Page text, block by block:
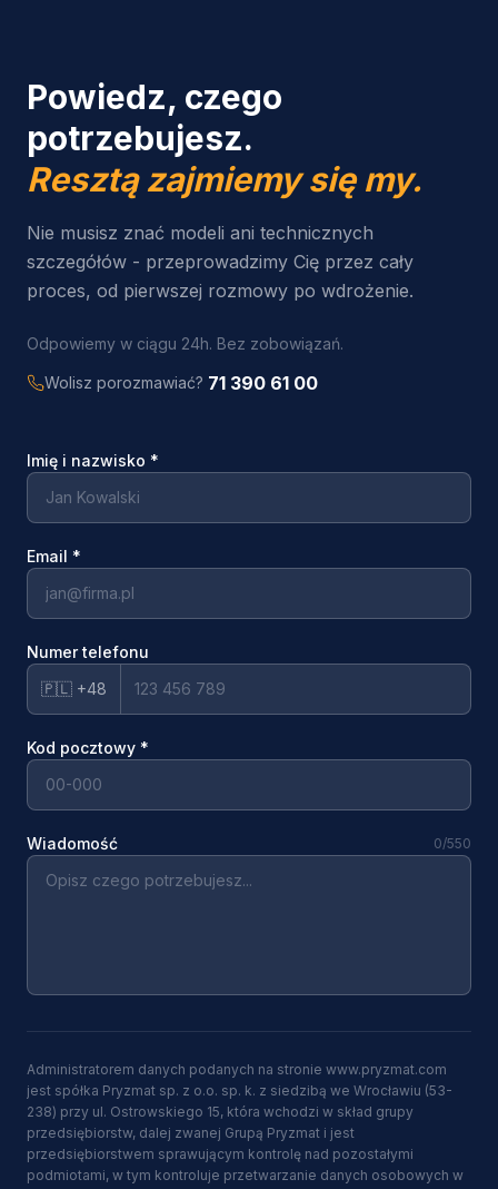
Powiedz, czego
potrzebujesz.
Resztą zajmiemy się my.
Nie musisz znać modeli ani technicznych
szczegółów - przeprowadzimy Cię przez cały
proces, od pierwszej rozmowy po wdrożenie.
Odpowiemy w ciągu 24h. Bez zobowiązań.
Wolisz porozmawiać? 71 390 61 00
Imię i nazwisko *
Email *
Numer telefonu
🇵🇱 +48
Kod pocztowy *
Wiadomość 0/550
Administratorem danych podanych na stronie www.pryzmat.com
jest spółka Pryzmat sp. z o.o. sp. k. z siedzibą we Wrocławiu (53-
238) przy ul. Ostrowskiego 15, która wchodzi w skład grupy
przedsiębiorstw, dalej zwanej Grupą Pryzmat i jest
przedsiębiorstwem sprawującym kontrolę nad pozostałymi
podmiotami, w tym kontroluje przetwarzanie danych osobowych w